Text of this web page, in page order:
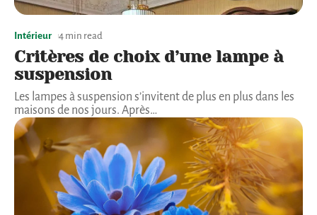
Intérieur 4 min read
Critères de choix d’une lampe à
suspension
Les lampes à suspension s’invitent de plus en plus dans les
maisons de nos jours. Après…